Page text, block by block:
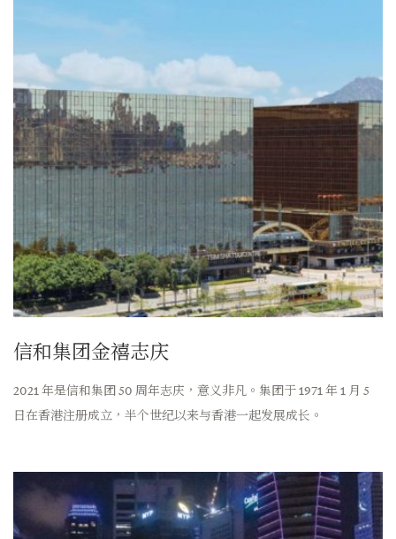
信和集团 金禧志庆
2021 年是信和集团 50 周年志庆，意义非凡。集团于 1971 年 1 月 5
日在香港注册成立，半个世纪以来与香港一起发展成长。